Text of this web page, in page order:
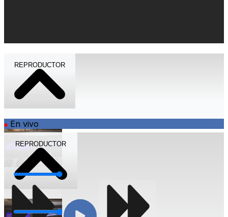
REPRODUCTOR
En vivo
Volumen
REPRODUCTOR
Volumen